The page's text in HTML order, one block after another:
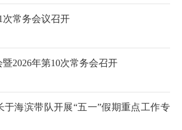
次常务会议召开
2026年第10次常务会召开
于海滨带队开展“五一”假期重点工作专